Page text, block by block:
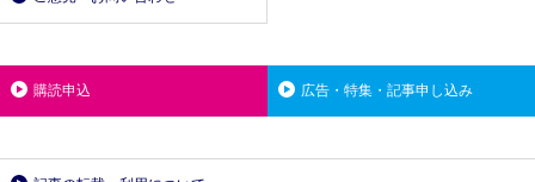
購読申込 広告・特集・記事申し込み